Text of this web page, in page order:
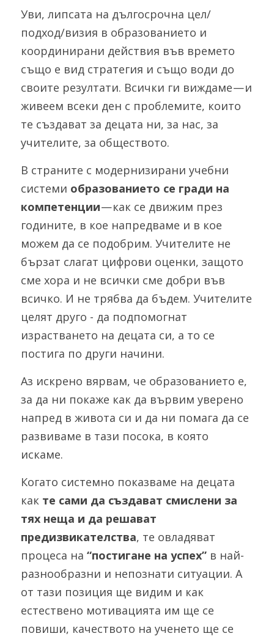
Уви, липсата на дългосрочна цел/
подход/визия в образованието и
координирани действия във времето
също е вид стратегия и също води до
своите резултати. Всички ги виждаме — и
живеем всеки ден с проблемите, които
те създават за децата ни, за нас, за
учителите, за обществото.
В страните с модернизирани учебни
системи образованието се гради на
компетенции — как се движим през
годините, в кое напредваме и в кое
можем да се подобрим. Учителите не
бързат слагат цифрови оценки, защото
сме хора и не всички сме добри във
всичко. И не трябва да бъдем. Учителите
целят друго - да подпомогнат
израстването на децата си, а то се
постига по други начини.
Аз искрено вярвам, че образованието е,
за да ни покаже как да вървим уверено
напред в живота си и да ни помага да се
развиваме в тази посока, в която
искаме.
Когато системно показваме на децата
как те сами да създават смислени за
тях неща и да решават
предизвикателства, те овладяват
процеса на “постигане на успех” в най-
разнообразни и непознати ситуации. А
от тази позиция ще видим и как
естествено мотивацията им ще се
повиши, качеството на ученето ще се